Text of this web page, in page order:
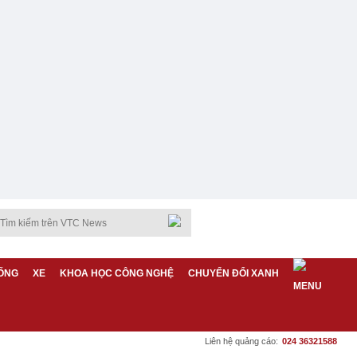
XE KHOA HỌC CÔNG NGHỆ CHUYỂN ĐỔI XANH
Liên hệ quảng cáo: 024 36321588